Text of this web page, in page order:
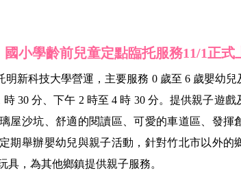
國小學齡前兒童定點臨托服務11/1正式
明新科技大學營運，主要服務 0 歲至 6 歲嬰幼
時 30 分、下午 2 時至 4 時 30 分。提供親子遊
屋沙坑、舒適的閱讀區、可愛的車道區、發揮
期舉辦嬰幼兒與親子活動，針對竹北市以外的
具，為其他鄉鎮提供親子服務。